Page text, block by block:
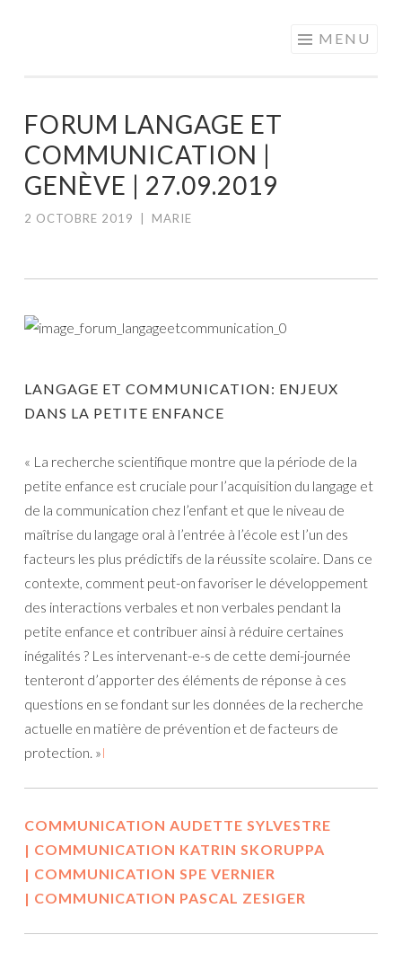
MENU
FORUM LANGAGE ET
COMMUNICATION |
GENÈVE | 27.09.2019
2 OCTOBRE 2019 MARIE
LANGAGE ET COMMUNICATION: ENJEUX
DANS LA PETITE ENFANCE
« La recherche scientifique montre que la période de la
petite enfance est cruciale pour l’acquisition du langage et
de la communication chez l’enfant et que le niveau de
maîtrise du langage oral à l’entrée à l’école est l’un des
facteurs les plus prédictifs de la réussite scolaire. Dans ce
contexte, comment peut-on favoriser le développement
des interactions verbales et non verbales pendant la
petite enfance et contribuer ainsi à réduire certaines
inégalités ? Les intervenant-e-s de cette demi-journée
tenteront d’apporter des éléments de réponse à ces
questions en se fondant sur les données de la recherche
actuelle en matière de prévention et de facteurs de
protection. »I
COMMUNICATION AUDETTE SYLVESTRE
| COMMUNICATION KATRIN SKORUPPA
| COMMUNICATION SPE VERNIER
| COMMUNICATION PASCAL ZESIGER